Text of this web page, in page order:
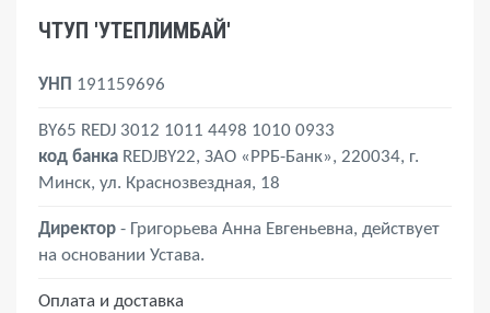
ЧТУП 'УТЕПЛИМБАЙ'
УНП 191159696
BY65 REDJ 3012 1011 4498 1010 0933
код банка REDJBY22, ЗАО «РРБ-Банк», 220034, г.
Минск, ул. Краснозвездная, 18
Директор - Григорьева Анна Евгеньевна, действует
на основании Устава.
Оплата и доставка